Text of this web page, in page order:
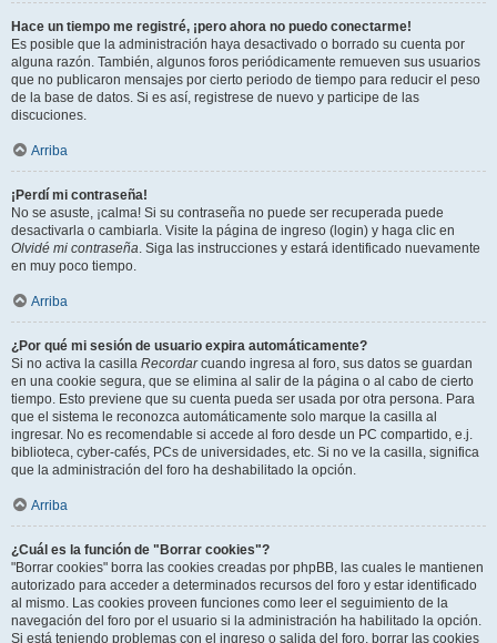
Hace un tiempo me registré, ¡pero ahora no puedo conectarme!
Es posible que la administración haya desactivado o borrado su cuenta por
alguna razón. También, algunos foros periódicamente remueven sus usuarios
que no publicaron mensajes por cierto periodo de tiempo para reducir el peso
de la base de datos. Si es así, registrese de nuevo y participe de las
discuciones.
Arriba
¡Perdí mi contraseña!
No se asuste, ¡calma! Si su contraseña no puede ser recuperada puede
desactivarla o cambiarla. Visite la página de ingreso (login) y haga clic en
Olvidé mi contraseña. Siga las instrucciones y estará identificado nuevamente
en muy poco tiempo.
Arriba
¿Por qué mi sesión de usuario expira automáticamente?
Si no activa la casilla Recordarcuando ingresa al foro, sus datos se guardan
en una cookie segura, que se elimina al salir de la página o al cabo de cierto
tiempo. Esto previene que su cuenta pueda ser usada por otra persona. Para
que el sistema le reconozca automáticamente solo marque la casilla al
ingresar. No es recomendable si accede al foro desde un PC compartido, e.j.
biblioteca, cyber-cafés, PCs de universidades, etc. Si no ve la casilla, significa
que la administración del foro ha deshabilitado la opción.
Arriba
¿Cuál es la función de "Borrar cookies"?
"Borrar cookies" borra las cookies creadas por phpBB, las cuales le mantienen
autorizado para acceder a determinados recursos del foro y estar identificado
al mismo. Las cookies proveen funciones como leer el seguimiento de la
navegación del foro por el usuario si la administración ha habilitado la opción.
Si está teniendo problemas con el ingreso o salida del foro, borrar las cookies